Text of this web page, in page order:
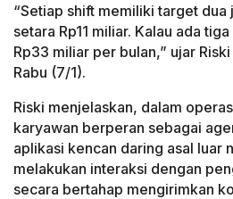
“Setiap shift memiliki target dua
setara Rp11 miliar. Kalau ada
Rp33 miliar per bulan,” ujar
Rabu (7/1).
Riski menjelaskan, dalam
karyawan berperan sebagai
aplikasi kencan daring asal luar
melakukan interaksi dengan
secara bertahap mengirimkan